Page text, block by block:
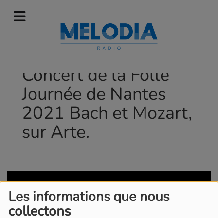
Les informations que nous
collectons
Concert de la Folle
Journée de Nantes
2021 Bach et Mozart,
sur Arte.